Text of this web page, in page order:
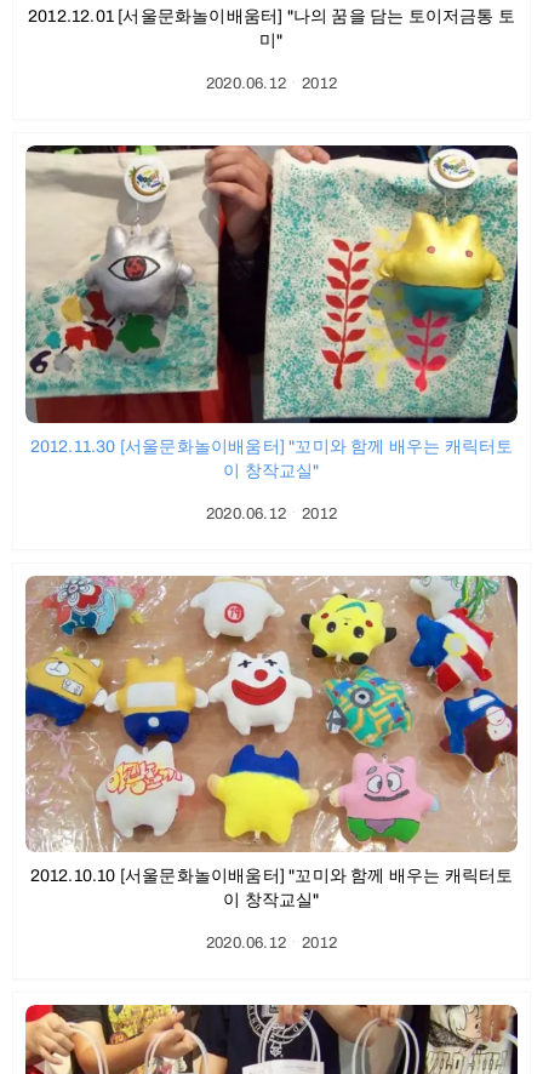
2012.12.01 [서울문화놀이배움터] "나의 꿈을 담는 토이저금통 토
미"
2020.06.12ㆍ2012
2012.11.30 [서울문화놀이배움터] "꼬미와 함께 배우는 캐릭터토
이 창작교실"
2020.06.12ㆍ2012
2012.10.10 [서울문화놀이배움터] "꼬미와 함께 배우는 캐릭터토
이 창작교실"
2020.06.12ㆍ2012